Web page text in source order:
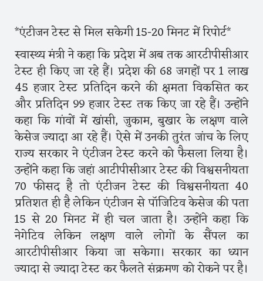
*एंटीजन टेस्ट से मिल सकेगी 15-20 मिनट में रिपोर्ट*
स्वास्थ्य मंत्री ने कहा कि प्रदेश में अब तक आरटीपीसीआर
टेस्ट ही किए जा रहे हैं। प्रदेश की 68 जगहों पर 1 लाख
45 हजार टेस्ट प्रतिदिन करने की क्षमता विकसित कर
और प्रतिदिन 99 हजार टेस्ट तक किए जा रहे हैं। उन्होंने
कहा कि गांवों में खांसी, जुकाम, बुखार के लक्षण वाले
केसेज ज्यादा आ रहे हैं। ऐसे में उनकी तुरंत जांच के लिए
राज्य सरकार ने एंटीजन टेस्ट करने को फैसला लिया है।
उन्होंने कहा कि जहां आटीपीसीआर टेस्ट की विश्वसनीयता
70 फीसद है तो एंटीजन टेस्ट की विश्वसनीयता 40
प्रतिशत ही है लेकिन एंटीजन से पॉजिटिव केसेज की पता
15 से 20 मिनट में ही चल जाता है। उन्होंने कहा कि
नेगेटिव लेकिन लक्षण वाले लोगों के सैंपल का
आरटीपीसीआर किया जा सकेगा। सरकार का ध्यान
ज्यादा से ज्यादा टेस्ट कर फैलते संक्रमण को रोकने पर है।